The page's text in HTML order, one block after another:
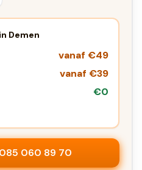
Demen
vanaf €49
vanaf €39
€0
060 89 70